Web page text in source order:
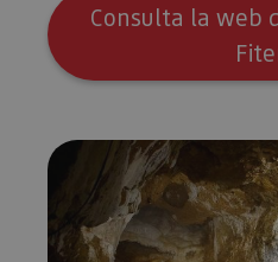
Consulta la web